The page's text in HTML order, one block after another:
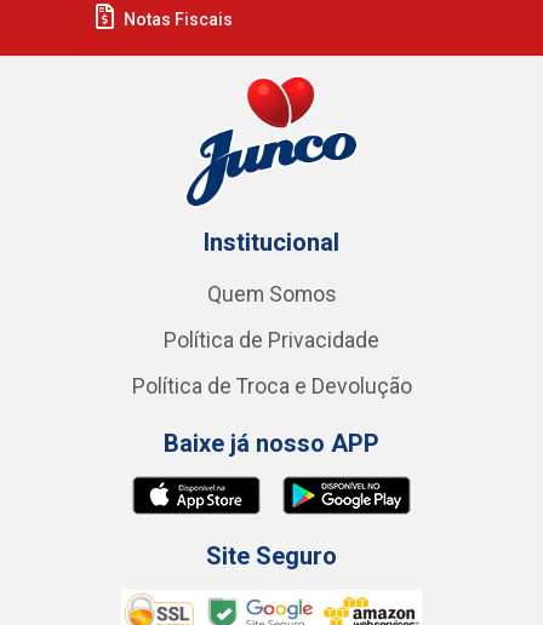
Notas Fiscais
Institucional
Quem Somos
Política de Privacidade
Política de Troca e Devolução
Baixe já nosso APP
Site Seguro